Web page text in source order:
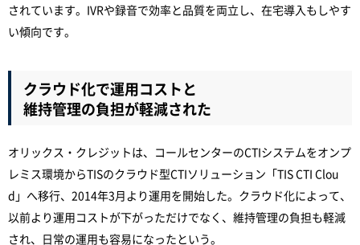
されています。IVRや録音で効率と品質を両立し、在宅導入もしやす
い傾向です。
クラウド化で運用コストと
維持管理の負担が軽減された
オリックス・クレジットは、コールセンターのCTIシステムをオンプ
レミス環境からTISのクラウド型CTIソリューション「TIS CTI Clou
d」へ移行、2014年3月より運用を開始した。クラウド化によって、
以前より運用コストが下がっただけでなく、維持管理の負担も軽減
され、日常の運用も容易になったという。